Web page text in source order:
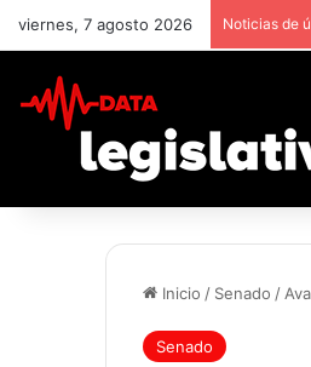
viernes, 7 agosto 2026 Noticias de
Inicio / Senado /
Senado